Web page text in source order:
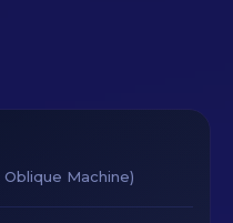
Machine)